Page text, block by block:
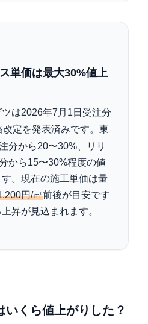
は上がり続けるのか？
単価は最大30%値上
は2026年7月1日受注分
改定を発表済みです。東
分から20〜30%、リリ
から15〜30%程度の値
す。現在の施工単価は量
円/㎡前後が目安です
昇が見込まれます。
いくら値上がりした？